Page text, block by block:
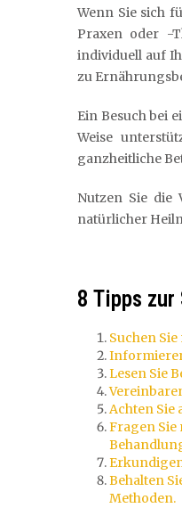
Wenn Sie sich
Praxen oder -
individuell auf
zu
Ein Besuch bei
Weise
ganzheitliche
Nutzen Sie die
natürlicher
8 Tipps
Suchen
Lesen Sie
Achten
Fragen
Behalten
Methoden.